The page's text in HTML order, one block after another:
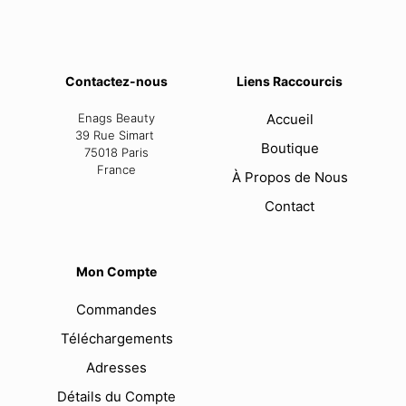
Contactez-nous
Enags Beauty
39 Rue Simart
75018 Paris
France
Liens Raccourcis
Accueil
Boutique
À Propos de Nous
Contact
Mon Compte
Commandes
Téléchargements
Adresses
Détails du Compte